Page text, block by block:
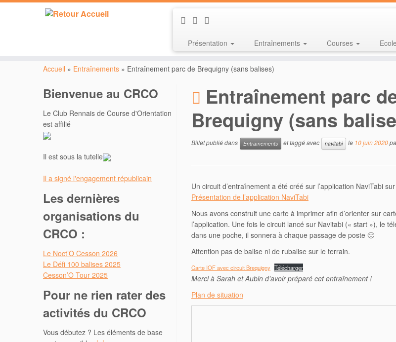
Présentation Entraînements Courses
Accueil » Entraînements » Entraînement parc de Brequigny (sans balises)
Bienvenue au CRCO
Le Club Rennais de Course d'Orientation
est affilié
Il est sous la tutelle
Il a signé l'engagement républicain
Les dernières
organisations du
CRCO :
Le Noct’O Cesson 2026
Le Défi 100 balises 2025
Cesson’O Tour 2025
Pour ne rien rater des
activités du CRCO
Vous débutez ? Les éléments de base
Entraînement parc
Brequigny (sans
Billet publié dans Entraînements et taggé avec navitabi le 10 juin 2020
Un circuit d’entraînement a été créé sur l’application NaviTabi
Présentation de l’application NaviTabi
Nous avons construit une carte à imprimer afin d’orienter sur
l’application. Une fois le circuit lancé sur Navitabi (« start »), le
dans une poche, il sonnera à chaque passage de poste 🙂
Attention pas de balise ni de rubalise sur le terrain.
Carte IOF avec circuit Brequigny Télécharger
Merci à Sarah et Aubin d’avoir préparé cet entraînement !
Plan de situation